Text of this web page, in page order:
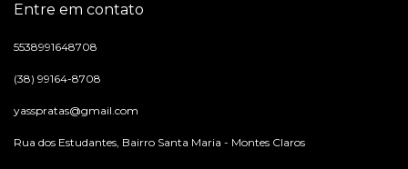
Entre em contato
5538991648708
(38) 99164-8708
yasspratas@gmail.com
Rua dos Estudantes, Bairro Santa Maria - Montes Claros